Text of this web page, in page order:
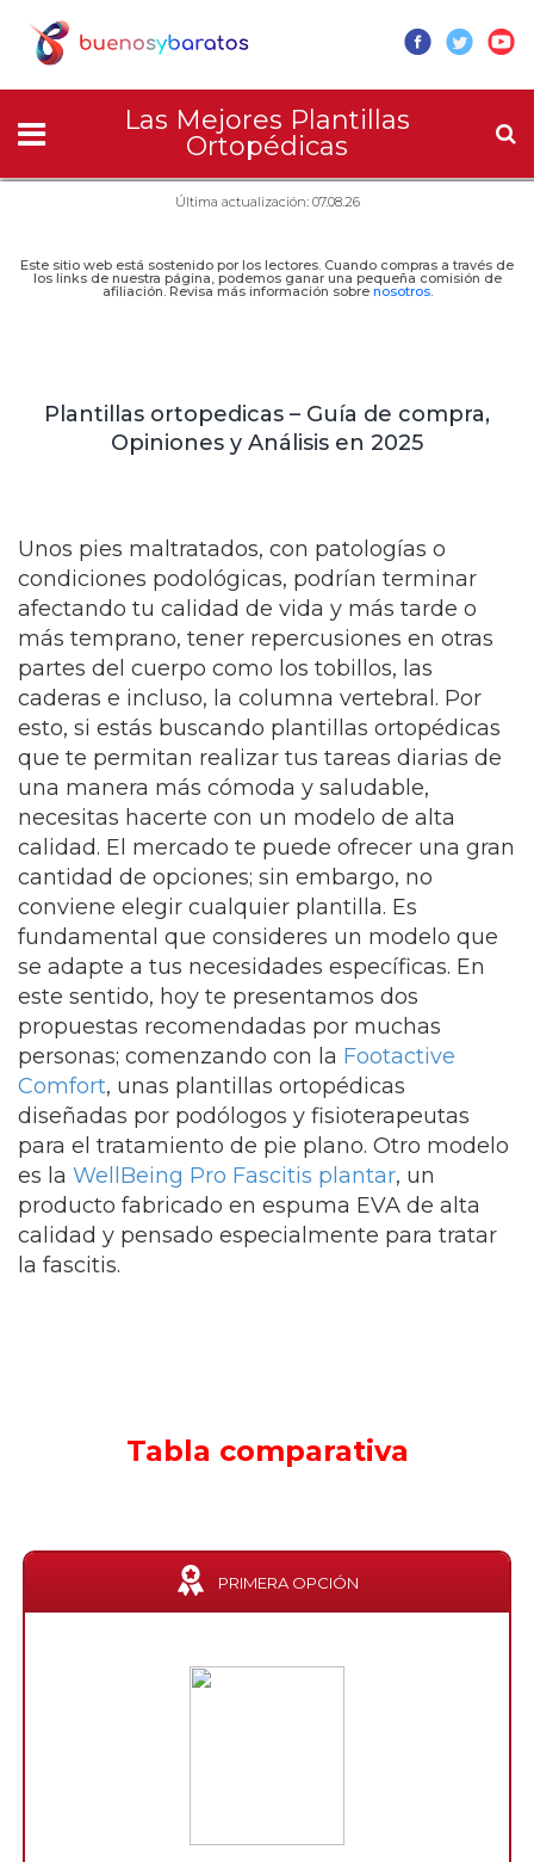
Las Mejores Plantillas
Ortopédicas
Última actualización: 07.08.26
Este sitio web está sostenido por los lectores. Cuando compras a través de
los links de nuestra página, podemos ganar una pequeña comisión de
afiliación. Revisa más información sobre nosotros.
Plantillas ortopedicas – Guía de compra,
Opiniones y Análisis en 2025
Unos pies maltratados, con patologías o
condiciones podológicas, podrían terminar
afectando tu calidad de vida y más tarde o
más temprano, tener repercusiones en otras
partes del cuerpo como los tobillos, las
caderas e incluso, la columna vertebral. Por
esto, si estás buscando plantillas ortopédicas
que te permitan realizar tus tareas diarias de
una manera más cómoda y saludable,
necesitas hacerte con un modelo de alta
calidad. El mercado te puede ofrecer una gran
cantidad de opciones; sin embargo, no
conviene elegir cualquier plantilla. Es
fundamental que consideres un modelo que
se adapte a tus necesidades específicas. En
este sentido, hoy te presentamos dos
propuestas recomendadas por muchas
personas; comenzando con la Footactive
Comfort, unas plantillas ortopédicas
diseñadas por podólogos y fisioterapeutas
para el tratamiento de pie plano. Otro modelo
es la WellBeing Pro Fascitis plantar, un
producto fabricado en espuma EVA de alta
calidad y pensado especialmente para tratar
la fascitis.
Tabla comparativa
PRIMERA OPCIÓN